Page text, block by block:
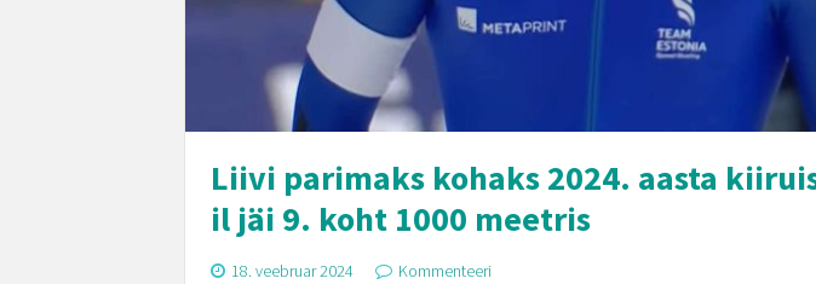
Liivi parimaks kohaks 2024. aasta
il jäi 9. koht 1000 meetris
18. veebruar 2024 Kommenteeri